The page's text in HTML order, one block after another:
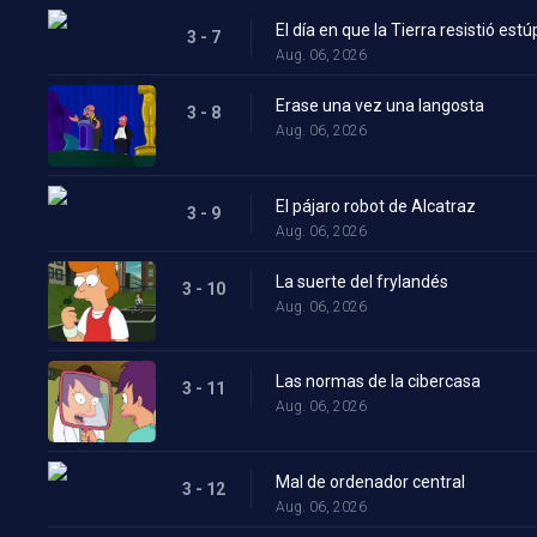
3 - 7 El día en que la Tierra resistió
Aug. 06, 2026
3 - 8 Erase una vez una langosta
Aug. 06, 2026
3 - 9 El pájaro robot de Alcatraz
Aug. 06, 2026
3 - 10 La suerte del frylandés
Aug. 06, 2026
3 - 11 Las normas de la cibercasa
Aug. 06, 2026
3 - 12 Mal de ordenador central
Aug. 06, 2026